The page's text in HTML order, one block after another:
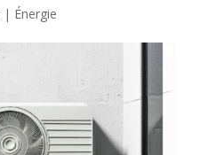
| Énergie